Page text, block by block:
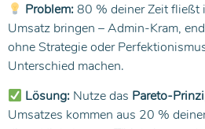
Problem:80 % deiner Zeit fließt
Umsatz bringen – Admin-Kram,
ohne Strategie oder
Unterschied machen.
Lösung: Nutze das Pareto-
Umsatzes kommen aus 20 %